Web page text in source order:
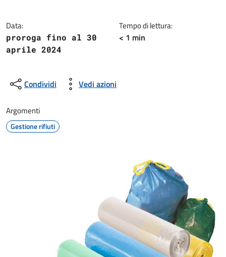
Data:
proroga fino al 30
aprile 2024
Tempo di lettura:
< 1 min
Condividi Vedi azioni
Argomenti
Gestione rifiuti